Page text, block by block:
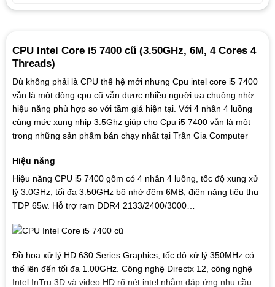
CPU Intel Core i5 7400 cũ (3.50GHz, 6M, 4 Cores 4
Threads)
Dù không phải là CPU thế hệ mới nhưng Cpu intel core i5 7400
vẫn là một dòng cpu cũ vẫn được nhiều người ưa chuộng nhờ
hiệu năng phù hợp so với tầm giá hiện tại. Với 4 nhân 4 luồng
cùng mức xung nhịp 3.5Ghz giúp cho Cpu i5 7400 vẫn là một
trong những sản phẩm bán chạy nhất tại Trần Gia Computer
Hiệu năng
Hiệu năng CPU i5 7400 gồm có 4 nhân 4 luồng, tốc độ xung xử
lý 3.0GHz, tối đa 3.50GHz bộ nhớ đệm 6MB, điện năng tiêu thụ
TDP 65w. Hỗ trợ ram DDR4 2133/2400/3000…
Đồ họa xử lý HD 630 Series Graphics, tốc độ xử lý 350MHz có
thể lên đến tối đa 1.00GHz. Công nghệ Directx 12, công nghệ
Intel InTru 3D và video HD rõ nét intel nhằm đáp ứng nhu cầu